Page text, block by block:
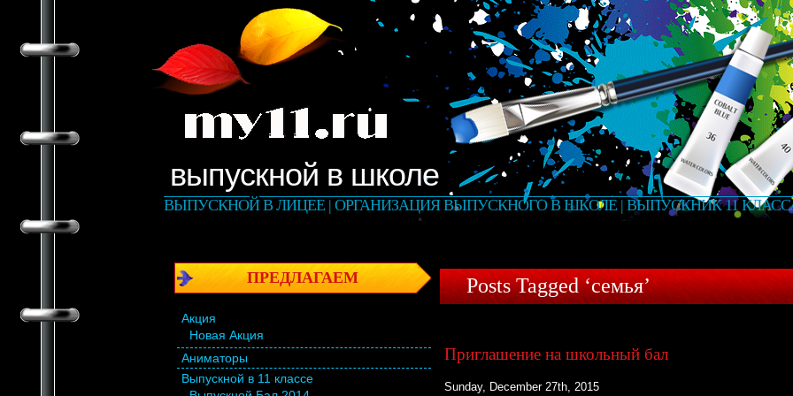
выпускной в школе
ВЫПУСКНОЙ В ЛИЦЕЕ | ОРГАНИЗАЦИЯ ВЫПУСКНОГО В ШКОЛЕ | ВЫПУСКНИК 11
ПРЕДЛАГАЕМ
Акция
Новая Акция
Аниматоры
Выпускной в 11 классе
Posts Tagged ‘семья’
Приглашение на школьный бал
Sunday, December 27th, 2015